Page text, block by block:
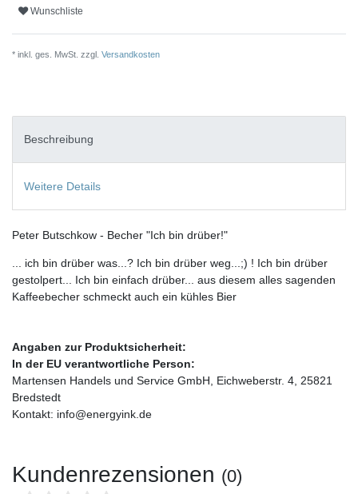
Wunschliste
* inkl. ges. MwSt. zzgl. Versandkosten
Beschreibung
Weitere Details
Peter Butschkow - Becher "Ich bin drüber!"
... ich bin drüber was...? Ich bin drüber weg...;) ! Ich bin drüber
gestolpert... Ich bin einfach drüber... aus diesem alles sagenden
Kaffeebecher schmeckt auch ein kühles Bier
Angaben zur Produktsicherheit:
In der EU verantwortliche Person:
Martensen Handels und Service GmbH, Eichweberstr. 4, 25821
Bredstedt
Kontakt: info@energyink.de
Kundenrezensionen (0)